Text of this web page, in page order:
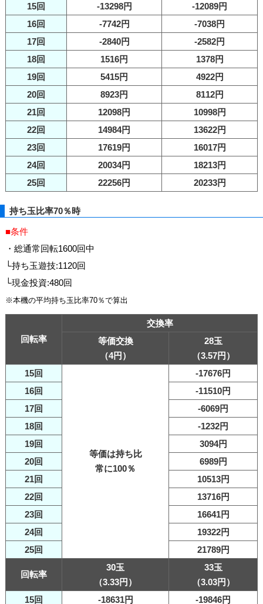
15回
-13298円
-12089円
16回
-7742円
-7038円
17回
-2840円
-2582円
18回
1516円
1378円
19回
5415円
4922円
20回
8923円
8112円
21回
12098円
10998円
22回
14984円
13622円
23回
17619円
16017円
24回
20034円
18213円
25回
22256円 20233円
持ち玉比率70％時
■条件
・総通常回転1600回中
└持ち玉遊技:1120回
└現金投資:480回
※本機の平均持ち玉比率70％で算出
回転率
交換率
等価交換
（4円）
28玉
（3.57円）
15回
等価は持ち比
常に100％
-17676円
16回
-11510円
17回
-6069円
18回
-1232円
19回
3094円
20回
6989円
21回
10513円
22回
13716円
23回
16641円
24回
19322円
25回
21789円
回転率
30玉
（3.33円）
33玉
（3.03円）
15回
-18631円 -19846円